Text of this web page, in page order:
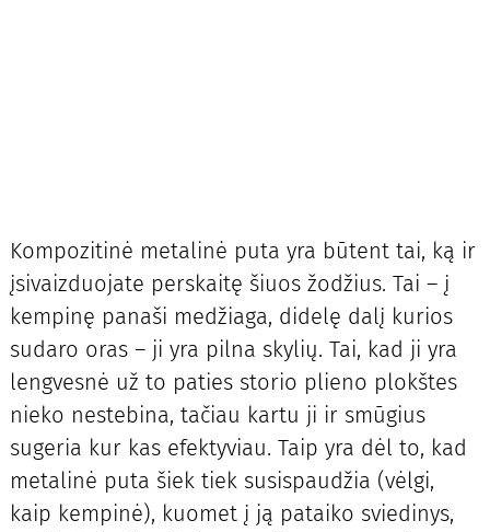
Kompozitinė metalinė puta yra būtent tai, ką ir
įsivaizduojate perskaitę šiuos žodžius. Tai – į
kempinę panaši medžiaga, didelę dalį kurios
sudaro oras – ji yra pilna skylių. Tai, kad ji yra
lengvesnė už to paties storio plieno plokštes
nieko nestebina, tačiau kartu ji ir smūgius
sugeria kur kas efektyviau. Taip yra dėl to, kad
metalinė puta šiek tiek susispaudžia (vėlgi,
kaip kempinė), kuomet į ją pataiko sviedinys,